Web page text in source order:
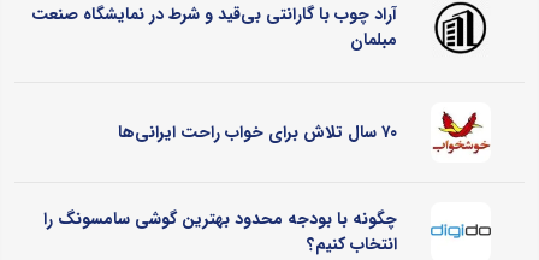
آراد چوب با گارانتی بی‌قید و شرط در نمایشگاه صنعت
مبلمان
۷۰ سال تلاش برای خواب راحت ایرانی‌ها
چگونه با بودجه محدود بهترین گوشی سامسونگ را
انتخاب کنیم؟